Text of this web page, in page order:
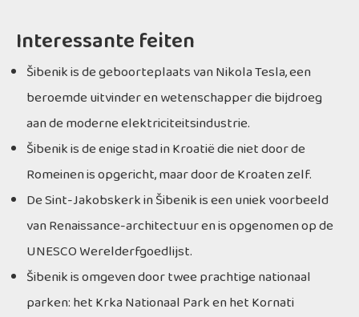
Interessante feiten
Šibenik is de geboorteplaats van Nikola Tesla, een
beroemde uitvinder en wetenschapper die bijdroeg
aan de moderne elektriciteitsindustrie.
Šibenik is de enige stad in Kroatië die niet door de
Romeinen is opgericht, maar door de Kroaten zelf.
De Sint-Jakobskerk in Šibenik is een uniek voorbeeld
van Renaissance-architectuur en is opgenomen op de
UNESCO Werelderfgoedlijst.
Šibenik is omgeven door twee prachtige nationaal
parken: het Krka Nationaal Park en het Kornati